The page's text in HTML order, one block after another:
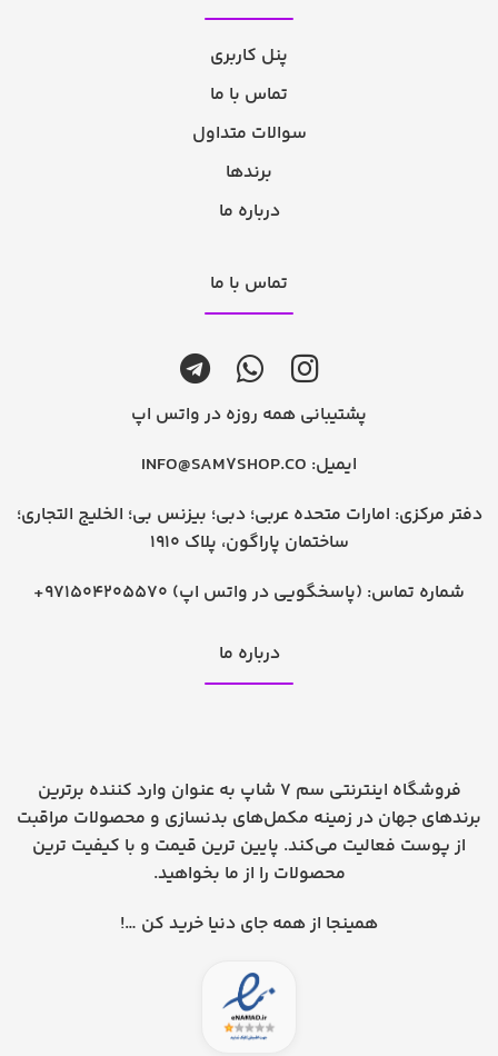
پنل کاربری
تماس با ما
سوالات متداول
برندها
درباره ما
تماس با ما
پشتیبانی همه روزه در واتس اپ
ایمیل: INFO@SAM7SHOP.CO
دفتر مرکزی: امارات متحده عربی؛ دبی؛ بیزنس بی؛ الخلیج التجاری؛
ساختمان پاراگون، پلاک 1910
شماره تماس: +971504205570 (پاسخگویی در واتس اپ)
درباره ما
فروشگاه اینترنتی سم 7 شاپ به عنوان وارد کننده برترین
برندهای جهان در زمینه مکمل‌های بدنسازی و محصولات مراقبت
از پوست فعالیت می‌کند. پایین ترین قیمت و با کیفیت ترین
محصولات را از ما بخواهید.
همینجا از همه جای دنیا خرید کن …!